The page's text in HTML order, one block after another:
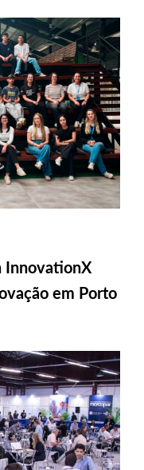
InnovationX
em Porto